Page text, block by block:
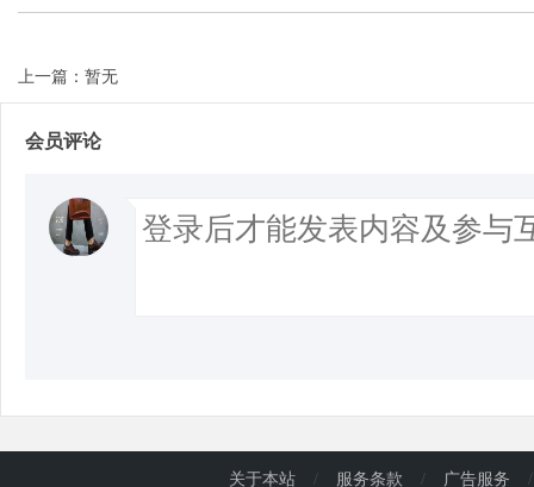
上一篇：暂无
会员评论
关于本站 / 服务条款 / 广告服务 /